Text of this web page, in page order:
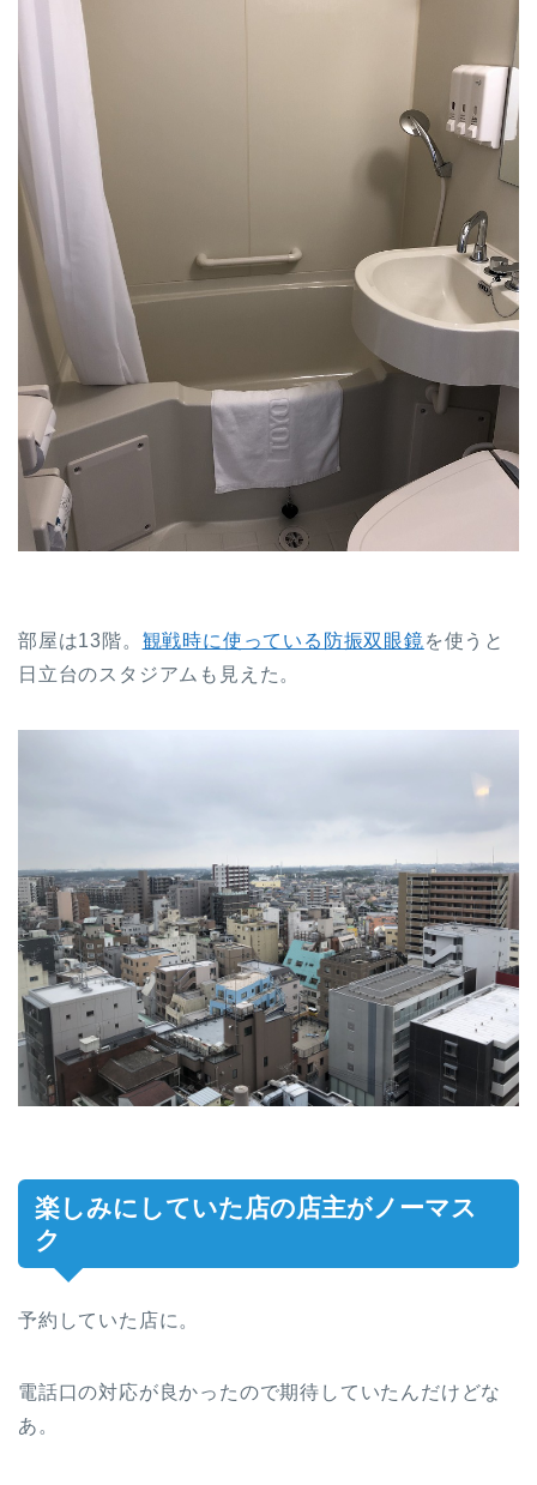
部屋は13階。 観戦時に使っている防振双眼鏡を使うと
日立台のスタジアムも見えた。
楽しみにしていた店の店主がノーマス
ク
予約していた店に。
電話口の対応が良かったので期待していたんだけどな
あ。